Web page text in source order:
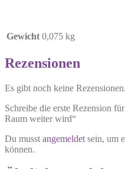
Gewicht 0,075 kg
Rezensionen
Es gibt noch keine Rezensionen.
Schreibe die erste Rezension
Raum weiter wird“
Du musst angemeldet sein, um
können.